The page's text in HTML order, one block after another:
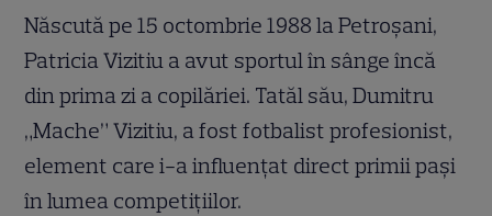
Născută pe 15 octombrie 1988 la Petroșani,
Patricia Vizitiu a avut sportul în sânge încă
din prima zi a copilăriei. Tatăl său, Dumitru
„Mache” Vizitiu, a fost fotbalist profesionist,
element care i-a influențat direct primii pași
în lumea competițiilor.